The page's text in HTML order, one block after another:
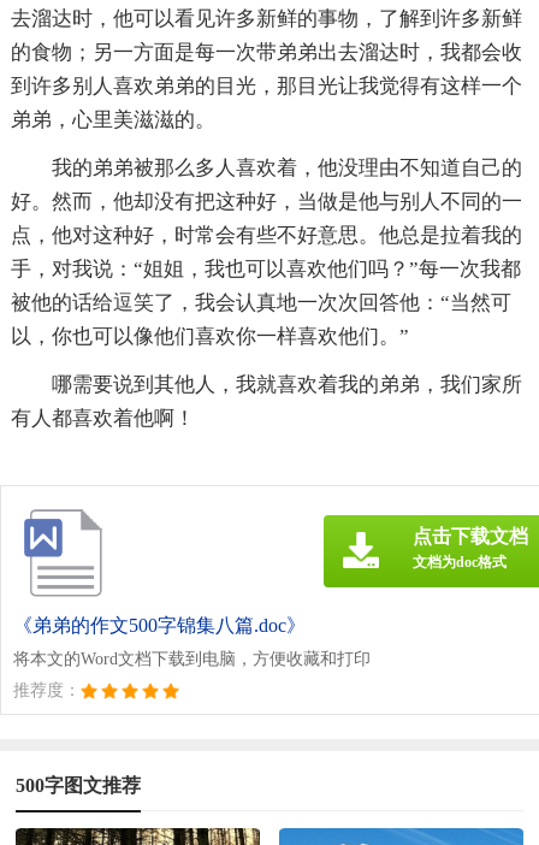
去溜达时，他可以看见许多新鲜的事物，了解到许多新鲜
的食物；另一方面是每一次带弟弟出去溜达时，我都会收
到许多别人喜欢弟弟的目光，那目光让我觉得有这样一个
弟弟，心里美滋滋的。
我的弟弟被那么多人喜欢着，他没理由不知道自己的
好。然而，他却没有把这种好，当做是他与别人不同的一
点，他对这种好，时常会有些不好意思。他总是拉着我的
手，对我说：“姐姐，我也可以喜欢他们吗？”每一次我都
被他的话给逗笑了，我会认真地一次次回答他：“当然可
以，你也可以像他们喜欢你一样喜欢他们。”
哪需要说到其他人，我就喜欢着我的弟弟，我们家所
有人都喜欢着他啊！
《弟弟的作文500字锦集八篇.doc》
将本文的Word文档下载到电脑，方便收藏和打印
推荐度：
点击下载文档
文档为doc格式
500字图文推荐